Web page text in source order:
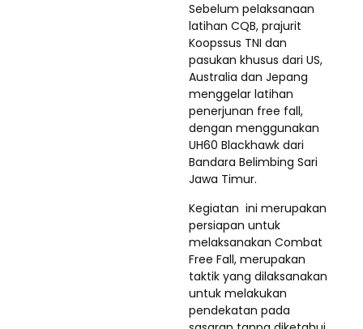
Sebelum pelaksanaan
latihan CQB, prajurit
Koopssus TNI dan
pasukan khusus dari US,
Australia dan Jepang
menggelar latihan
penerjunan free fall,
dengan menggunakan
UH60 Blackhawk dari
Bandara Belimbing Sari
Jawa Timur.
Kegiatan ini merupakan
persiapan untuk
melaksanakan Combat
Free Fall, merupakan
taktik yang dilaksanakan
untuk melakukan
pendekatan pada